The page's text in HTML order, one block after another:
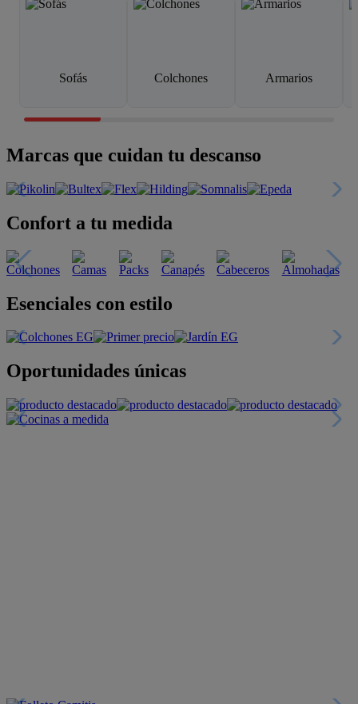
Sofás Colchones Armarios
Marcas que cuidan tu descanso
Confort a tu medida
Esenciales con estilo
Oportunidades únicas